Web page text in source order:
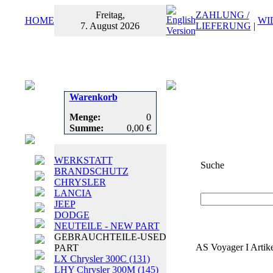
HOME
Freitag,
7. August 2026
ZAHLUNG /
LIEFERUNG |
Warenkorb
Menge:
0
Summe:
0,00 €
WERKSTATT
BRANDSCHUTZ
CHRYSLER
LANCIA
JEEP
DODGE
NEUTEILE - NEW PART
GEBRAUCHTEILE-USED
PART
LX Chrysler 300C (131)
LHY Chrysler 300M (145)
Suche
AS Voyager I